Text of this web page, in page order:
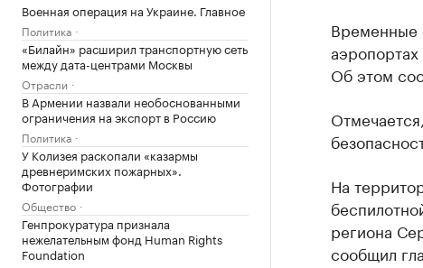
Военная операция на Украине. Главное
Политика
«Билайн» расширил транспортную сеть
между дата-центрами Москвы
Отрасли
В Армении назвали необоснованными
ограничения на экспорт в Россию
Политика
У Колизея раскопали «казармы
древнеримских пожарных».
Фотографии
Общество
Генпрокуратура признала
нежелательным фонд Human Rights
Foundation
Временные
аэропортах
Об этом
На
региона
сообщил